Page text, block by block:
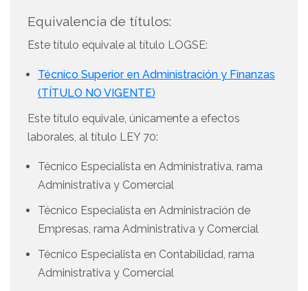
Equivalencia de títulos:
Este título equivale al título LOGSE:
Técnico Superior en Administración y Finanzas
(TÍTULO NO VIGENTE)
Este título equivale, únicamente a efectos
laborales, al título LEY 70:
Técnico Especialista en Administrativa, rama
Administrativa y Comercial
Técnico Especialista en Administración de
Empresas, rama Administrativa y Comercial
Técnico Especialista en Contabilidad, rama
Administrativa y Comercial